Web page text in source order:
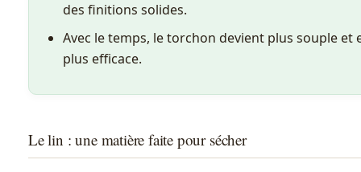
des finitions solides.
Avec le temps, le torchon devient plus souple et
plus efficace.
Le lin : une matière faite pour sécher